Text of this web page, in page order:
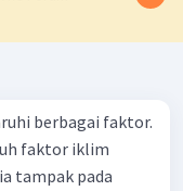
berbagai faktor.
faktor iklim
tampak pada